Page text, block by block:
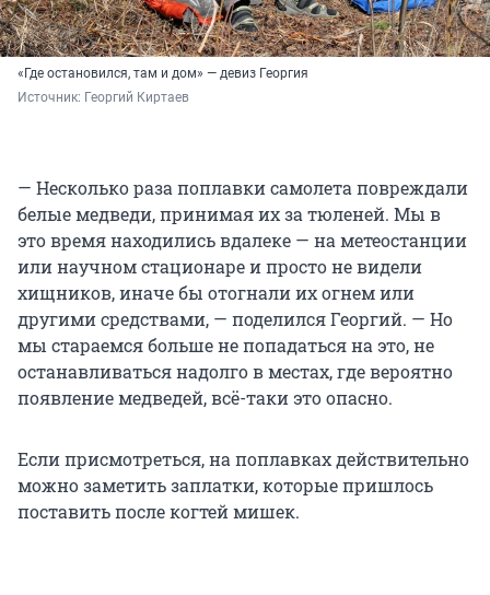
«Где остановился, там и дом» — девиз Георгия
Источник: Георгий Киртаев
— Несколько раза поплавки самолета повреждали
белые медведи, принимая их за тюленей. Мы в
это время находились вдалеке — на метеостанции
или научном стационаре и просто не видели
хищников, иначе бы отогнали их огнем или
другими средствами, — поделился Георгий. — Но
мы стараемся больше не попадаться на это, не
останавливаться надолго в местах, где вероятно
появление медведей, всё-таки это опасно.
Если присмотреться, на поплавках действительно
можно заметить заплатки, которые пришлось
поставить после когтей мишек.